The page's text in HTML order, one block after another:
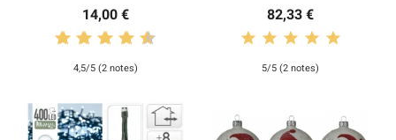
14,00 €
4,5/5 (2 notes)
82,33 €
5/5 (2 notes)